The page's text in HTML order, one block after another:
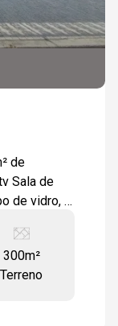
de
de vidro, 8
todos
300m²
Terreno